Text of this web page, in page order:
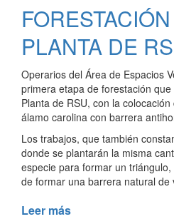
PLANTA DE
Operarios del Área de Espacios
primera etapa de forestación
Planta de RSU, con la
álamo carolina con barrera
Los trabajos, que también
donde se plantarán la misma
especie para formar un
de formar una barrera natural de
Leer más